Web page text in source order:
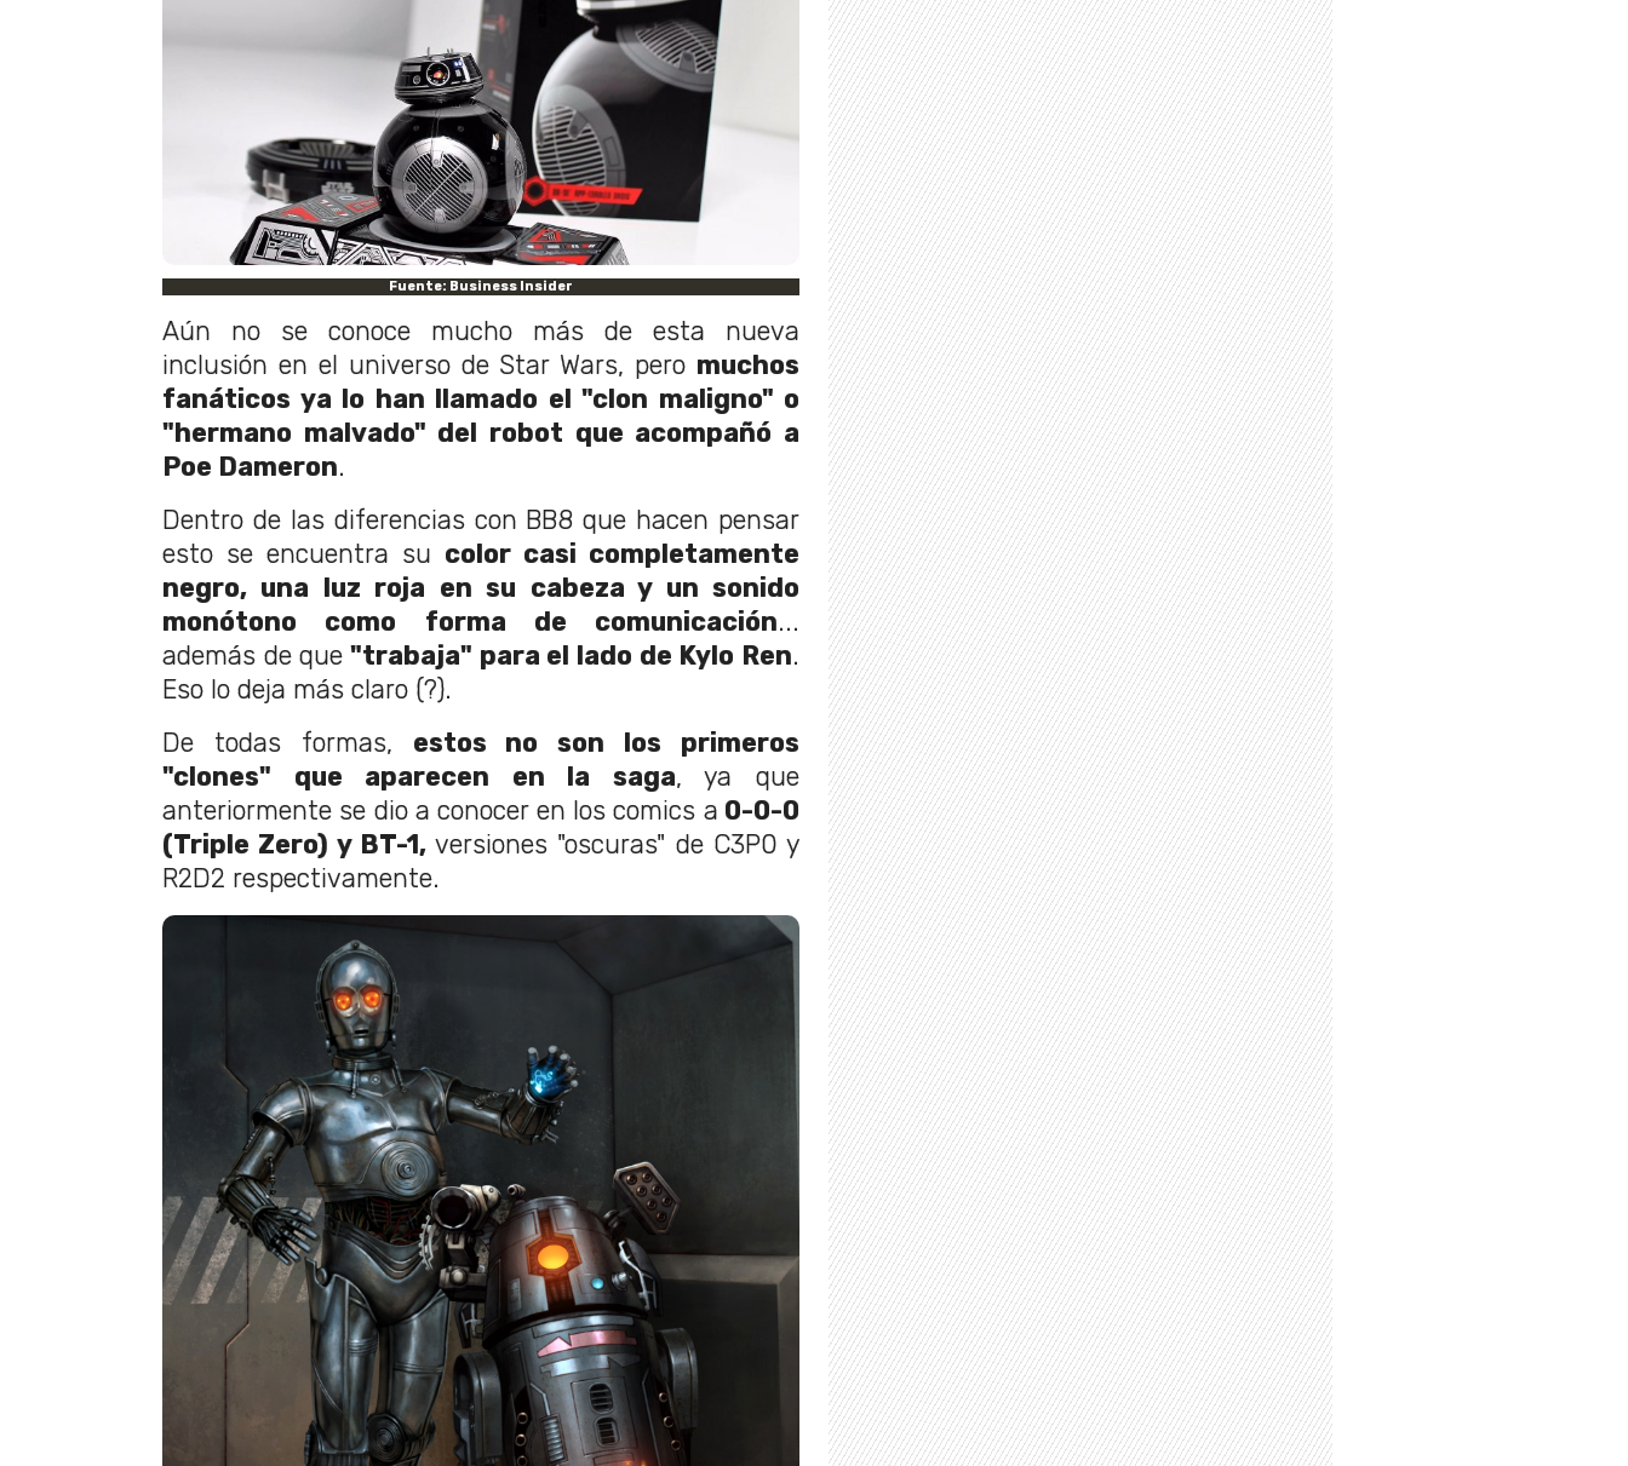
Fuente: Business Insider
Aún no se conoce mucho más de esta nueva
inclusión en el universo de Star Wars, pero muchos
fanáticos ya lo han llamado el "clon maligno" o
"hermano malvado" del robot que acompañó a
Poe Dameron.
Dentro de las diferencias con BB8 que hacen pensar
esto se encuentra su color casi completamente
negro, una luz roja en su cabeza y un sonido
monótono como forma de comunicación...
además de que "trabaja" para el lado de Kylo Ren.
Eso lo deja más claro (?).
De todas formas, estos no son los primeros
"clones" que aparecen en la saga, ya que
anteriormente se dio a conocer en los comics a 0-0-0
(Triple Zero) y BT-1,versiones "oscuras" de C3P0 y
R2D2 respectivamente.